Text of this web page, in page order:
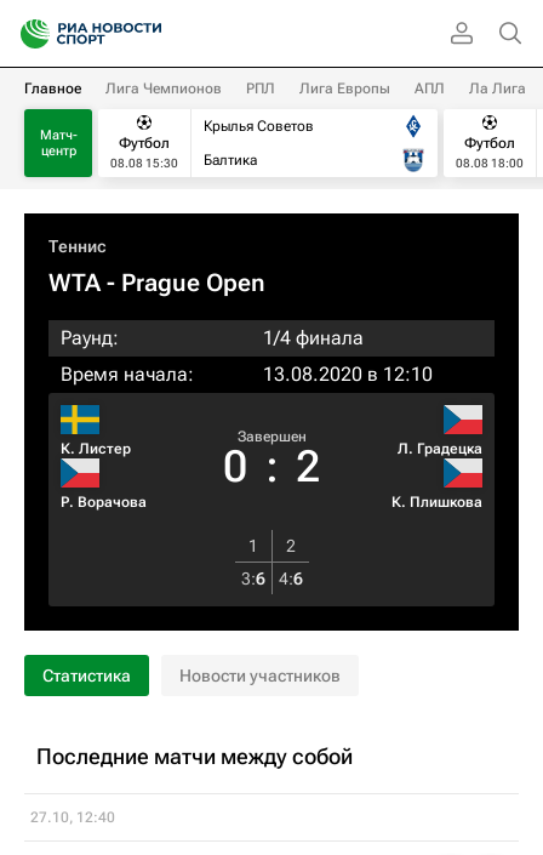
Главное Лига Чемпионов РПЛ Лига Европы АПЛ Ла Лига
Матч-
центр
Футбол
08.08 15:30
Крылья Советов
Балтика
Футбол
08.08 18:00
Теннис
WTA- Prague Open
Раунд:
1/4 финала
Время начала:
13.08.2020 в 12:10
К. Листер
Р. Ворачова
Завершен
0 : 2 Л. Градецка
К. Плишкова
1
2
3:6 4:6
Статистика Новости участников
Последние матчи между собой
27.10, 12:40